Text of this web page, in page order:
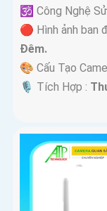
🕉️ Công Nghệ Sử
🔴 Hình ảnh ban
Ðêm.
🎨 Cấu Tạo
️🎙 Tích Hợp :